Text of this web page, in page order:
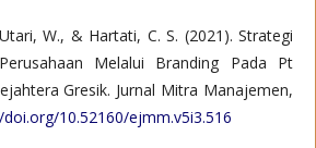
W., & Hartati, C. S. (2021). Strategi
Melalui Branding Pada Pt
Gresik. Jurnal Mitra Manajemen,
10.52160/ejmm.v5i3.516